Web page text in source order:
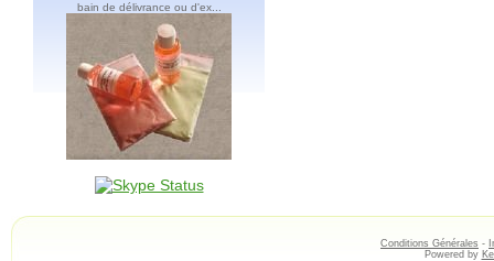
bain de délivrance ou d'ex...
Conditions Générales -
Powered by